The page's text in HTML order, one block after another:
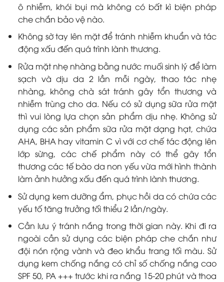
ô nhiễm, khói bụi mà không có bất kì biện pháp
che chắn bảo vệ nào.
Không sờ tay lên mặt để tránh nhiễm khuẩn và tác
động xấu đến quá trình lành thương.
Rửa mặt nhẹ nhàng bằng nước muối sinh lý để làm
sạch và dịu da 2 lần mỗi ngày, thao tác nhẹ
nhàng, không chà sát tránh gây tổn thương và
nhiễm trùng cho da. Nếu có sử dụng sữa rửa mặt
thì vui lòng lựa chọn sản phẩm dịu nhẹ. Không sử
dụng các sản phẩm sữa rửa mặt dạng hạt, chứa
AHA, BHA hay vitamin C vì với cơ chế tác động lên
lớp sừng, các chế phẩm này có thể gây tổn
thương các tế bào da non yếu vừa mới hình thành
làm ảnh hưởng xấu đến quá trình lành thương.
Sử dụng kem dưỡng ẩm, phục hồi da có chứa các
yếu tố tăng trưởng tối thiểu 2 lần/ngày.
Cần lưu ý tránh nắng trong thời gian này. Khi đi ra
ngoài cần sử dụng các biện pháp che chắn như
đội nón rộng vành và đeo khẩu trang tối màu. Sử
dụng kem chống nắng có chỉ số chống nắng cao
SPF 50, PA +++ trước khi ra nắng 15-20 phút và thoa